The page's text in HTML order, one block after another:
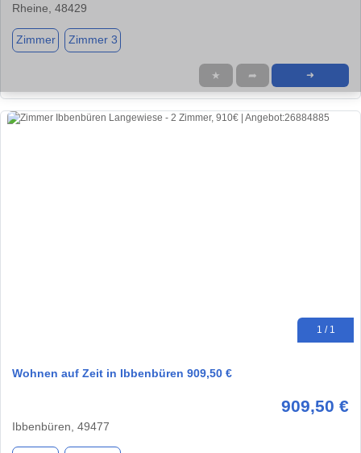
Rheine, 48429
Zimmer Zimmer 3
★ ➦ ➜
1 / 1
Wohnen auf Zeit in Ibbenbüren 909,50 €
909,50 €
Ibbenbüren, 49477